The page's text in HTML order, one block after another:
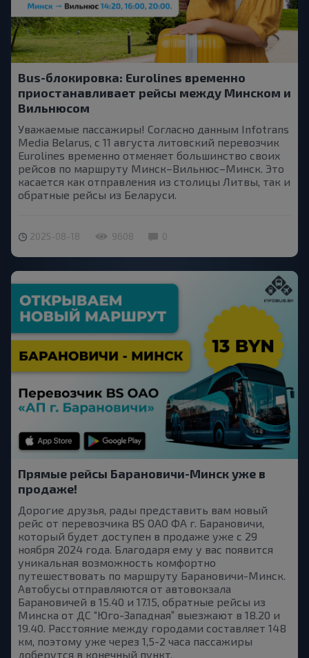
Bus-блокировка: Eurolines временно
приостанавливает рейсы между Минском и
Вильнюсом
Уважаемые пассажиры! Согласно данным Infotrans
Media Belarus, с 11 августа литовский перевозчик
Eurolines временно отменяет большинство своих
рейсов по маршруту Минск–Вильнюс–Минск. Это
касается как отправления из столицы Литвы, так и
обратные рейсы из Беларуси.
2025-08-18 9608 0
Прямые рейсы Барановичи-Минск уже в
продаже!
Дорогие друзья, рады представить вам новый
рейс от перевозчика BS OAO ФА г. Барановичи,
который будет доступен в продаже уже с 29
ноября 2024 года. Благодаря ему у вас появится
уникальная возможность комфортно
путешествовать по маршруту Барановичи-Минск.
Автобусы отправляются от автовокзала
Барановичей в 15.40 и 17.15, обратные рейсы из
Минска от ДС “Юго-Западная” выезжают в 18.20 и
19.40. Расстояние между городами составляет 148
км, поэтому уже через 1,5-2 часа пассажиры
доберутся в конечный пункт.